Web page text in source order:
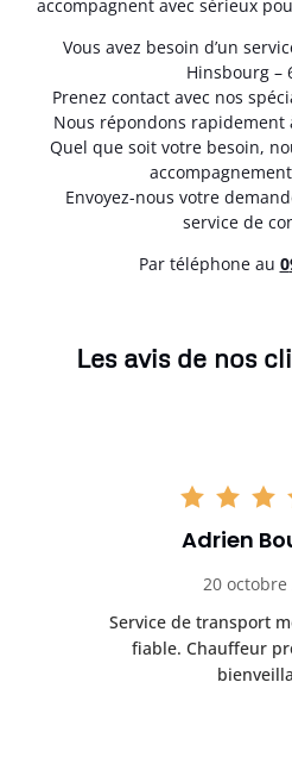
accompagnent avec sérieux
Vous avez besoin d’un
Hinsbourg –
Prenez contact avec nos
Nous répondons rapidement
Quel que soit votre besoin,
Envoyez-nous votre
service de
Par téléphone au 0
Les avis de nos
Adrien
20 octobre
Service de transport
fiable. Chauffeur